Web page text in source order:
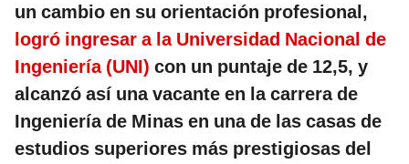
un cambio en su orientación profesional,
logró ingresar a la Universidad Nacional de
Ingeniería (UNI) con un puntaje de 12,5, y
alcanzó así una vacante en la carrera de
Ingeniería de Minas en una de las casas de
estudios superiores más prestigiosas del